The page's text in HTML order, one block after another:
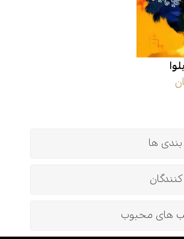
ها
های محبوب